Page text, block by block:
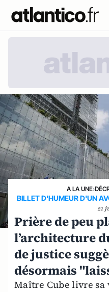
A LA UNE›
BILLET D'HUMEUR D'UN
21
Prière de peu
l’architecture
de justice
désormais
Maître Cube livre sa